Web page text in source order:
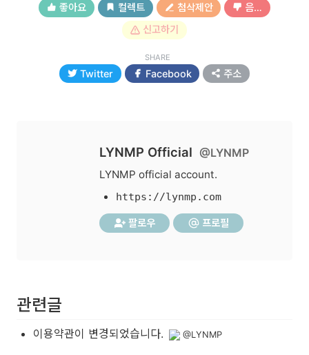
좋아요 컬렉트 첨삭제안
음…
신고하기
SHARE
Twitter Facebook 주소
LYNMP Official @LYNMP
LYNMP official account.
https://lynmp.com
팔로우 프로필
관련글
이용약관이 변경되었습니다. @LYNMP